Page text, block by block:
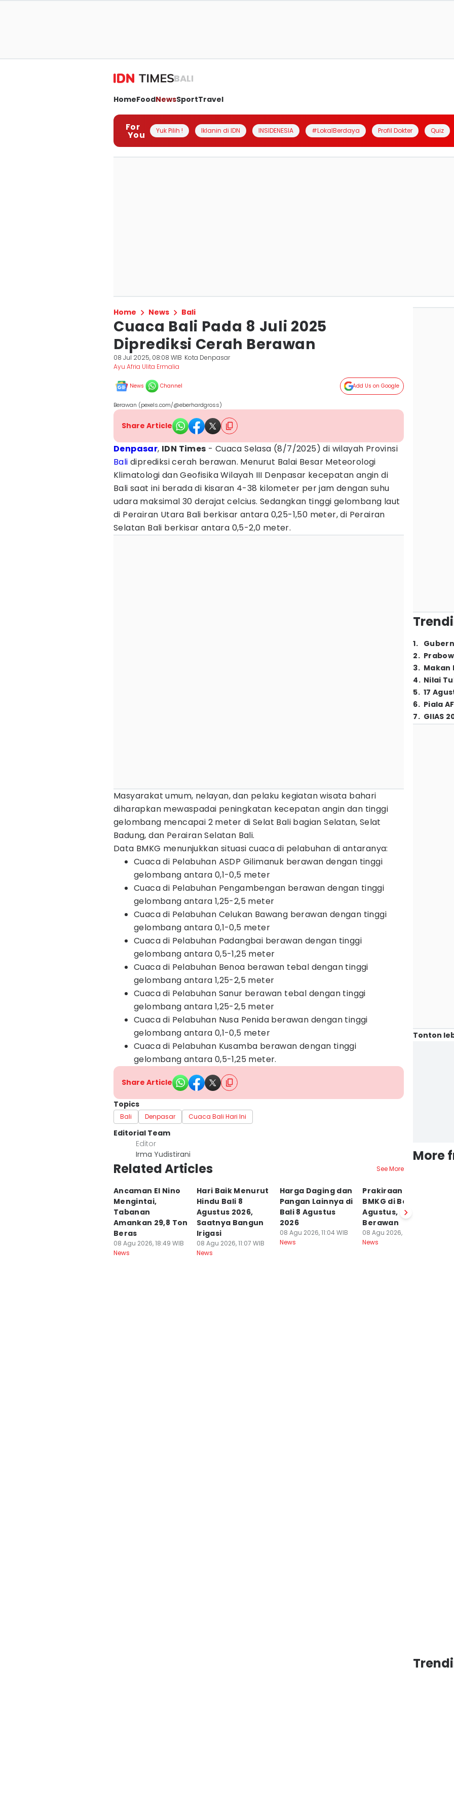
BALI
HomeFoodNewsSportTravel
For
You Yuk Pilih ! Iklanin di IDN INSIDENESIA #LokalBerdaya Profil Dokter Quiz
Home News Bali
Cuaca Bali Pada 8 Juli 2025
Diprediksi Cerah Berawan
08 Jul 2025, 08:08 WIB Kota Denpasar
Ayu Afria Ulita Ermalia
News Channel Add Us on Google
Berawan (pexels.com/@eberhardgross)
Share Article
Denpasar, IDN Times - Cuaca Selasa (8/7/2025) di wilayah Provinsi
Bali diprediksi cerah berawan. Menurut Balai Besar Meteorologi
Klimatologi dan Geofisika Wilayah III Denpasar kecepatan angin di
Bali saat ini berada di kisaran 4-38 kilometer per jam dengan suhu
udara maksimal 30 derajat celcius. Sedangkan tinggi gelombang laut
di Perairan Utara Bali berkisar antara 0,25-1,50 meter, di Perairan
Selatan Bali berkisar antara 0,5-2,0 meter.
Masyarakat umum, nelayan, dan pelaku kegiatan wisata bahari
diharapkan mewaspadai peningkatan kecepatan angin dan tinggi
gelombang mencapai 2 meter di Selat Bali bagian Selatan, Selat
Badung, dan Perairan Selatan Bali.
Data BMKG menunjukkan situasi cuaca di pelabuhan di antaranya:
Cuaca di Pelabuhan ASDP Gilimanuk berawan dengan tinggi
gelombang antara 0,1-0,5 meter
Cuaca di Pelabuhan Pengambengan berawan dengan tinggi
gelombang antara 1,25-2,5 meter
Cuaca di Pelabuhan Celukan Bawang berawan dengan tinggi
gelombang antara 0,1-0,5 meter
Cuaca di Pelabuhan Padangbai berawan dengan tinggi
gelombang antara 0,5-1,25 meter
Cuaca di Pelabuhan Benoa berawan tebal dengan tinggi
gelombang antara 1,25-2,5 meter
Cuaca di Pelabuhan Sanur berawan tebal dengan tinggi
gelombang antara 1,25-2,5 meter
Cuaca di Pelabuhan Nusa Penida berawan dengan tinggi
gelombang antara 0,1-0,5 meter
Cuaca di Pelabuhan Kusamba berawan dengan tinggi
gelombang antara 0,5-1,25 meter.
Share Article
Topics
Bali Denpasar Cuaca Bali Hari Ini
Editorial Team
Editor
Irma Yudistirani
Related Articles See More
Ancaman El Nino
Mengintai,
Tabanan
Amankan 29,8 Ton
Beras
08 Agu 2026, 18:49 WIB
News
Hari Baik Menurut
Hindu Bali 8
Agustus 2026,
Saatnya Bangun
Irigasi
08 Agu 2026, 11:07 WIB
News
Harga Daging dan
Pangan Lainnya di
Bali 8 Agustus
2026
08 Agu 2026, 11:04 WIB
News
Prakiraan Cuaca
BMKG di Bali 8
Agustus, Cerah
Berawan
08 Agu 2026, 09:32 WIB
News
1.
2.
3. Makan
4. Nilai
5. 17
6. Piala
7. GIIAS
Tonton
More